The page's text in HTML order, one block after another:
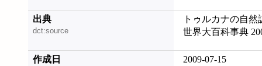
出典
dct:source
トゥルカナの自
世界大百科事典
作成日 2009-07-15